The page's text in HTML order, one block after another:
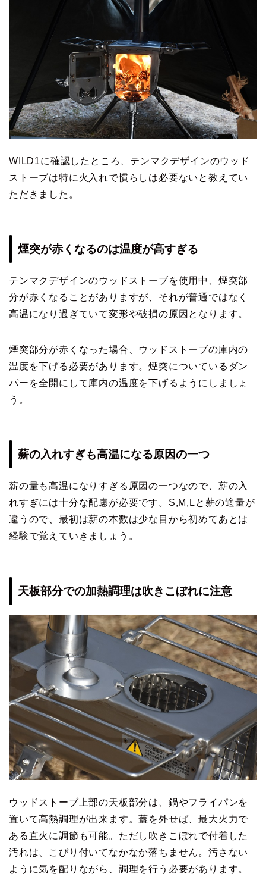
WILD1に確認したところ、テンマクデザインのウッド
ストーブは特に火入れで慣らしは必要ないと教えてい
ただきました。
煙突が赤くなるのは温度が高すぎる
テンマクデザインのウッドストーブを使用中、煙突部
分が赤くなることがありますが、それが普通ではなく
高温になり過ぎていて変形や破損の原因となります。
煙突部分が赤くなった場合、ウッドストーブの庫内の
温度を下げる必要があります。煙突についているダン
パーを全開にして庫内の温度を下げるようにしましょ
う。
薪の入れすぎも高温になる原因の一つ
薪の量も高温になりすぎる原因の一つなので、薪の入
れすぎには十分な配慮が必要です。S,M,Lと薪の適量が
違うので、最初は薪の本数は少な目から初めてあとは
経験で覚えていきましょう。
天板部分での加熱調理は吹きこぼれに注意
ウッドストーブ上部の天板部分は、鍋やフライパンを
置いて高熱調理が出来ます。蓋を外せば、最大火力で
ある直火に調節も可能。ただし吹きこぼれで付着した
汚れは、こびり付いてなかなか落ちません。汚さない
ように気を配りながら、調理を行う必要があります。